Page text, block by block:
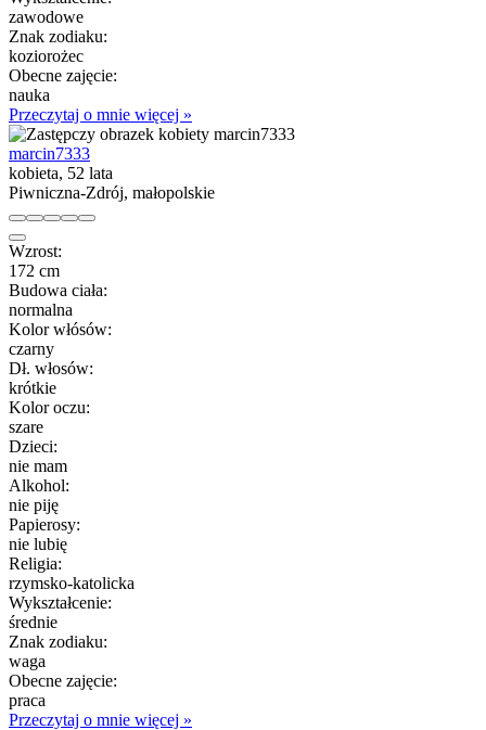
zawodowe
Znak zodiaku:
koziorożec
Obecne zajęcie:
nauka
Przeczytaj o mnie więcej »
marcin7333
kobieta, 52 lata
Piwniczna-Zdrój, małopolskie
Wzrost:
172 cm
Budowa ciała:
normalna
Kolor włósów:
czarny
Dł. włosów:
krótkie
Kolor oczu:
szare
Dzieci:
nie mam
Alkohol:
nie piję
Papierosy:
nie lubię
Religia:
rzymsko-katolicka
Wykształcenie:
średnie
Znak zodiaku:
waga
Obecne zajęcie:
praca
Przeczytaj o mnie więcej »